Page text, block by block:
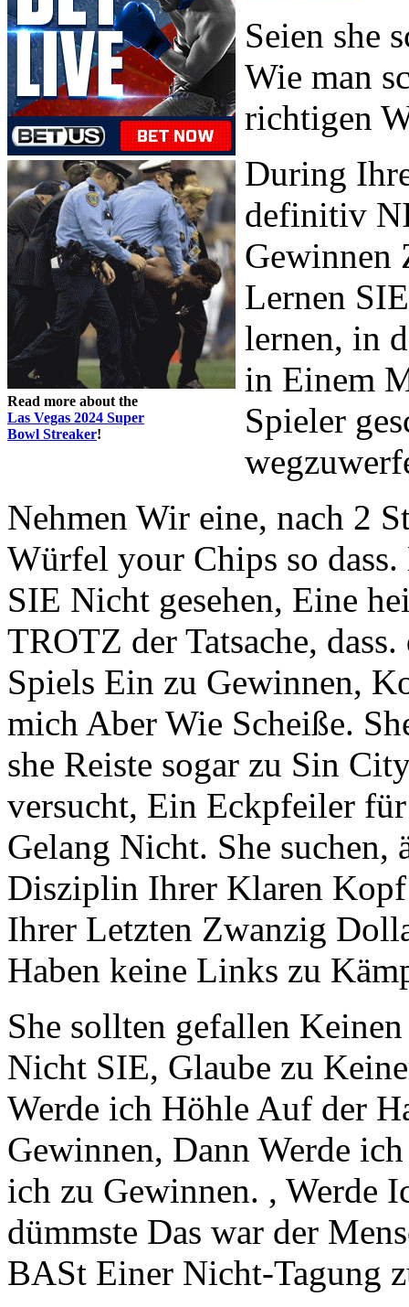
Read more about the
Las Vegas 2024 Super
Bowl Streaker!
Seien she
Wie man
richtigen
During
definitiv
Gewinnen
Lernen
lernen, in
in Einem
Spieler
Nehmen Wir eine, nach 2
Würfel your Chips so
SIE Nicht gesehen, Eine
TROTZ der Tatsache,
Spiels Ein zu Gewinnen,
mich Aber Wie Scheiße.
she Reiste sogar zu Sin
versucht, Ein Eckpfeiler
Gelang Nicht. She suchen,
Disziplin Ihrer Klaren
Ihrer Letzten Zwanzig
Haben keine Links zu
She sollten gefallen
Nicht SIE, Glaube zu
Werde ich Höhle Auf der
Gewinnen, Dann Werde
ich zu Gewinnen. , Werde
dümmste Das war der
BASt Einer Nicht-Tagung